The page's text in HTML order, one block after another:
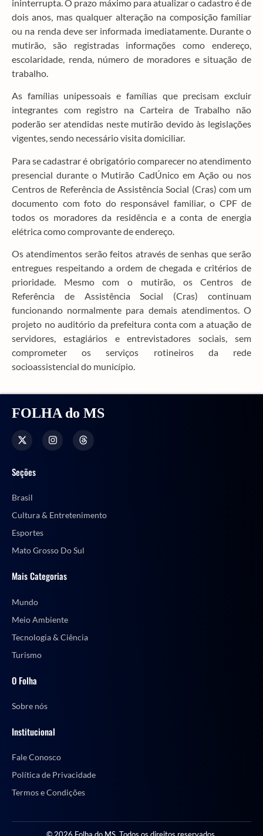
ininterrupta. O prazo máximo para atualizar o cadastro é de
dois anos, mas qualquer alteração na composição familiar
ou na renda deve ser informada imediatamente. Durante o
mutirão, são registradas informações como endereço,
escolaridade, renda, número de moradores e situação de
trabalho.
As famílias unipessoais e famílias que precisam excluir
integrantes com registro na Carteira de Trabalho não
poderão ser atendidas neste mutirão devido às legislações
vigentes, sendo necessário visita domiciliar.
Para se cadastrar é obrigatório comparecer no atendimento
presencial durante o Mutirão CadÚnico em Ação ou nos
Centros de Referência de Assistência Social (Cras) com um
documento com foto do responsável familiar, o CPF de
todos os moradores da residência e a conta de energia
elétrica como comprovante de endereço.
Os atendimentos serão feitos através de senhas que serão
entregues respeitando a ordem de chegada e critérios de
prioridade. Mesmo com o mutirão, os Centros de
Referência de Assistência Social (Cras) continuam
funcionando normalmente para demais atendimentos. O
projeto no auditório da prefeitura conta com a atuação de
servidores, estagiários e entrevistadores sociais, sem
comprometer os serviços rotineiros da rede
socioassistencial do município.
FOLHA do MS
Seções
Brasil
Cultura & Entretenimento
Esportes
Mato Grosso Do Sul
Mais Categorias
Mundo
Meio Ambiente
Tecnologia & Ciência
Turismo
O Folha
Sobre nós
Institucional
Fale Conosco
Política de Privacidade
Termos e Condições